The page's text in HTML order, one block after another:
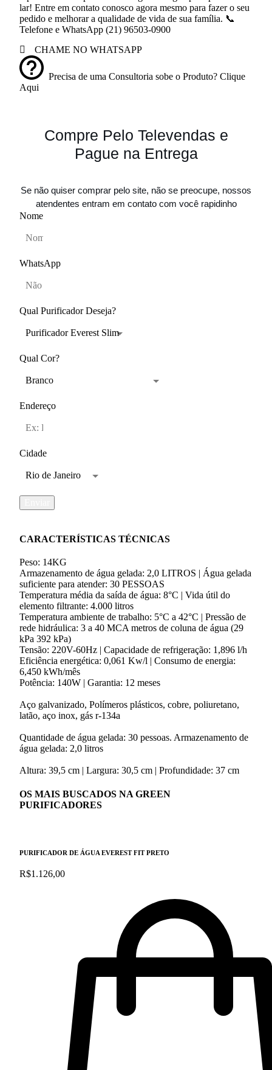
lar! Entre em contato conosco agora mesmo para fazer o seu
pedido e melhorar a qualidade de vida de sua família. 📞
Telefone e WhatsApp (21) 96503-0900
CHAME NO WHATSAPP
Precisa de uma Consultoria sobe o Produto? Clique
Aqui
Compre Pelo Televendas e
Pague na Entrega
Se não quiser comprar pelo site, não se preocupe, nossos
atendentes entram em contato com você rapidinho
Nome
WhatsApp
Qual Purificador Deseja?
Qual Cor?
Endereço
Cidade
CARACTERÍSTICAS TÉCNICAS
Peso: 14KG
Armazenamento de água gelada: 2,0 LITROS | Água gelada
suficiente para atender: 30 PESSOAS
Temperatura média da saída de água: 8°C | Vida útil do
elemento filtrante: 4.000 litros
Temperatura ambiente de trabalho: 5°C a 42°C | Pressão de
rede hidráulica: 3 a 40 MCA metros de coluna de água (29
kPa 392 kPa)
Tensão: 220V-60Hz | Capacidade de refrigeração: 1,896 l/h
Eficiência energética: 0,061 Kw/l | Consumo de energia:
6,450 kWh/mês
Potência: 140W | Garantia: 12 meses
Aço galvanizado, Polímeros plásticos, cobre, poliuretano,
latão, aço inox, gás r-134a
Quantidade de água gelada: 30 pessoas. Armazenamento de
água gelada: 2,0 litros
Altura: 39,5 cm | Largura: 30,5 cm | Profundidade: 37 cm
OS MAIS BUSCADOS NA GREEN
PURIFICADORES
PURIFICADOR DE ÁGUA EVEREST FIT PRETO
R$1.126,00